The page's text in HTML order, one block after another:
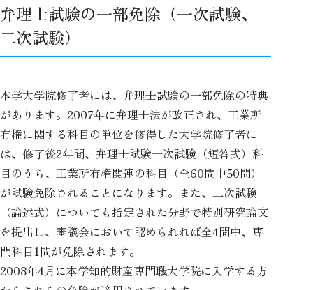
弁理士試験の一部免除（一次試験、
二次試験）
本学大学院修了者には、弁理士試験の一部免除の特典
があります。2007年に弁理士法が改正され、工業所
有権に関する科目の単位を修得した大学院修了者に
は、修了後2年間、弁理士試験一次試験（短答式）科
目のうち、工業所有権関連の科目（全60問中50問）
が試験免除されることになります。また、二次試験
（論述式）についても指定された分野で特別研究論文
を提出し、審議会において認められれば全4問中、専
門科目1問が免除されます。
2008年4月に本学知的財産専門職大学院に入学する方